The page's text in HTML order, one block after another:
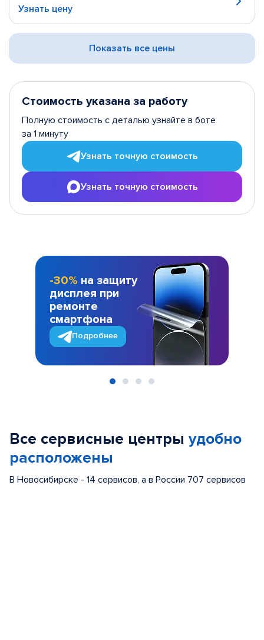
Узнать цену
Показать все цены
Стоимость указана за работу
Полную стоимость с деталью узнайте в боте
за 1 минуту
Узнать точную стоимость
Узнать точную стоимость
-30% на защиту
дисплея при
ремонте
смартфона
Подробнее
Все сервисные центры удобно
расположены
В Новосибирске - 14 сервисов, а в России 707 сервисов